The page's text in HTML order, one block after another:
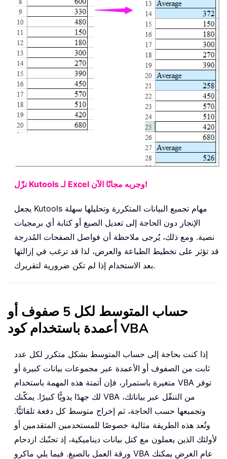
نزّل Kutools لـ Excel وجربه مجانًا الآن!
يجعل Kutools مهام تجميع البيانات المتكررة وتحليلها سهلة
الإنجاز دون الحاجة إلى تعديل الصيغ أو كتابة أي برمجيات
نصية. ومع ذلك، يُرجى ملاحظة أن فواصل الصفحات المُدرجة
قد تؤثر على تخطيط الطباعة والعرض، لذا قد ترغب في إزالتها
بعد الاستخدام إذا لم تكن ضرورية لتقريرك.
حساب المتوسط لكل 5 صفوف أو
أعمدة باستخدام كود VBA
إذا كنت بحاجة إلى حساب المتوسط بشكل متكرر لكل عدد
ثابت من الصفوف أو الأعمدة عبر مجموعات بيانات كبيرة أو
متغيرة باستمرار، فإن أتمتة هذه المهمة باستخدام VBA توفر
لك جهدًا يدويًّا كبيرًا. يمكّنك VBA من التنقّل عبر بياناتك،
وتجميعها حسب الحاجة، ثم إخراج متوسط كل دفعة تلقائيًّا.
وتُعد هذه الطريقة مثالية خصوصًا للمستخدمين المتقدمين أو
لأولئك الذين يعملون مع كتل بيانات ديناميكية، إذ تجنّبك ازدحام
ورقة العمل بالصيغ. فيما يلي ماكرو VBA عام الغرض يمكنك